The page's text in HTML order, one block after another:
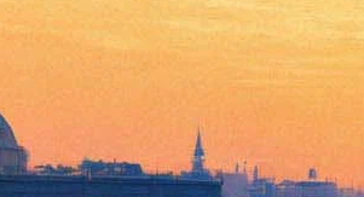
Версия для печати